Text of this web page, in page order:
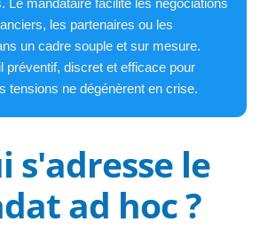
Le mandataire facilite les négociations
les partenaires ou les
un cadre souple et sur mesure.
préventif, discret et efficace pour
tensions ne dégénèrent en crise.
s'adresse le
ad hoc ?